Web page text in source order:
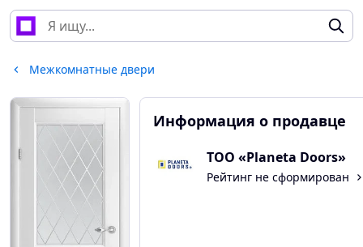
Межкомнатные двери
Информация о продавце
ТОО «Planeta Doors»
Рейтинг не сформирован